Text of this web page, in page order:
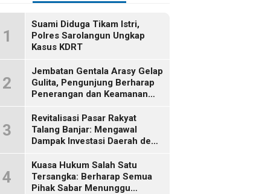
1
Suami Diduga Tikam Istri,
Polres Sarolangun Ungkap
Kasus KDRT
2
Jembatan Gentala Arasy Gelap
Gulita, Pengunjung Berharap
Penerangan dan Keamanan
3
Revitalisasi Pasar Rakyat
Talang Banjar: Mengawal
Dampak Investasi Daerah demi
4
Kuasa Hukum Salah Satu
Tersangka: Berharap Semua
Pihak Sabar Menunggu